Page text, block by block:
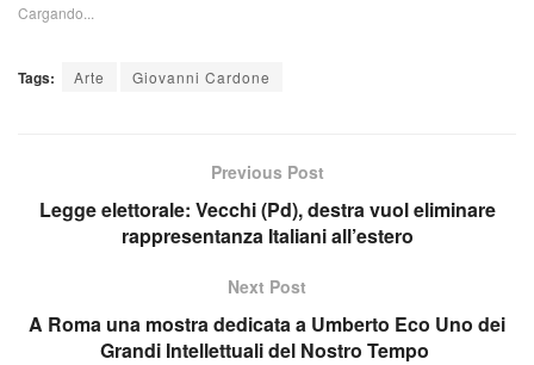
Cargando...
Tags: Arte Giovanni Cardone
Previous Post
Legge elettorale: Vecchi (Pd), destra vuol eliminare
rappresentanza Italiani all’estero
Next Post
A Roma una mostra dedicata a Umberto Eco Uno dei
Grandi Intellettuali del Nostro Tempo